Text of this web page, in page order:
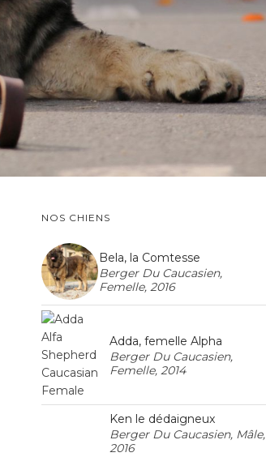
NOS CHIENS
Bela, la Comtesse
Berger Du Caucasien,
Femelle, 2016
Adda, femelle Alpha
Berger Du Caucasien,
Femelle, 2014
Ken le dédaigneux
Berger Du Caucasien, Mâle,
2016